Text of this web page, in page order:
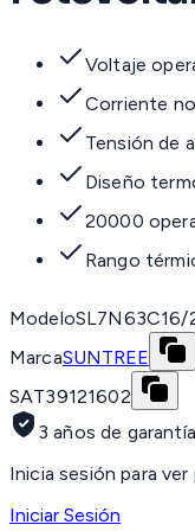
Voltaje
Corriente
Tensión de
Diseño
20000
Rango
ModeloSL7N63C16/
MarcaSUNTREE
SAT39121602
3 años de garantía
Inicia sesión para
Iniciar Sesión